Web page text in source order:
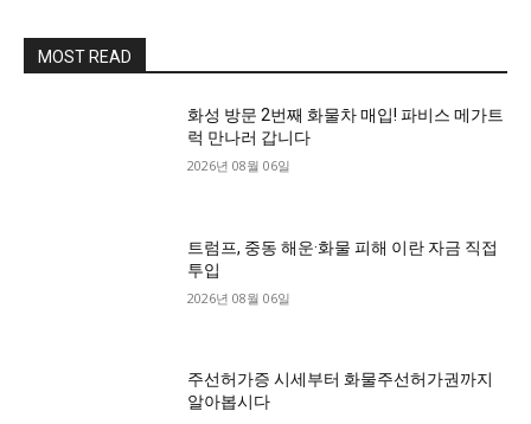
MOST READ
화성 방문 2번째 화물차 매입! 파비스 메가트
럭 만나러 갑니다
2026년 08월 06일
트럼프, 중동 해운·화물 피해 이란 자금 직접
투입
2026년 08월 06일
주선허가증 시세부터 화물주선허가권까지
알아봅시다